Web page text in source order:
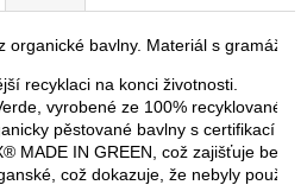
organické bavlny. Materiál s gramáží
recyklaci na konci životnosti.
vyrobené ze 100% recyklovaného
pěstované bavlny s certifikací
MADE IN GREEN, což zajišťuje
což dokazuje, že nebyly použity